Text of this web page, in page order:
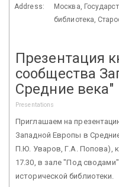
Address:
Москва,
библиотека,
Презентация
сообщества
Средние века"
Presentations
Приглашаем на
Западной Европы в
П.Ю. Уваров, Г.А. Попова),
17.30, в зале "Под
исторической библиотеки.